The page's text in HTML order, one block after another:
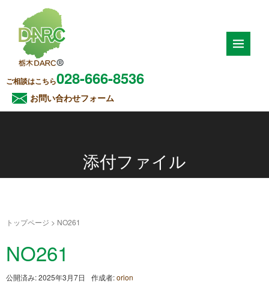
ご相談はこちら028-666-8536
お問い合わせフォーム
添付ファイル
トップページ > NO261
NO261
公開済み: 2025年3月7日 作成者:orion